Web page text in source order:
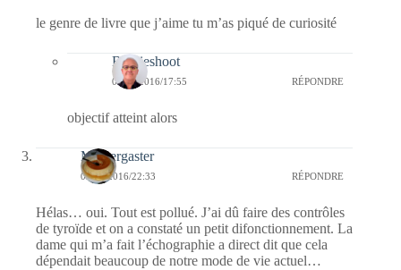
le genre de livre que j’aime tu m’as piqué de curiosité
Bernieshoot
06/03/2016/17:55 RÉPONDRE
objectif atteint alors
Messergaster
03/03/2016/22:33 RÉPONDRE
Hélas… oui. Tout est pollué. J’ai dû faire des contrôles
de tyroïde et on a constaté un petit difonctionnement. La
dame qui m’a fait l’échographie a direct dit que cela
dépendait beaucoup de notre mode de vie actuel…